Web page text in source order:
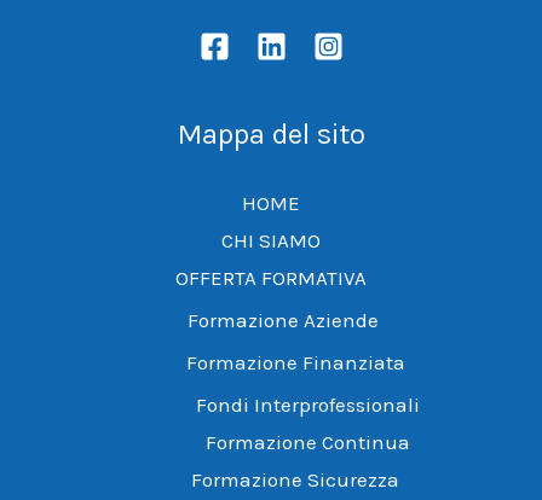
Mappa del sito
HOME
CHI SIAMO
OFFERTA FORMATIVA
Formazione Aziende
Formazione Finanziata
Fondi Interprofessionali
Formazione Continua
Formazione Sicurezza